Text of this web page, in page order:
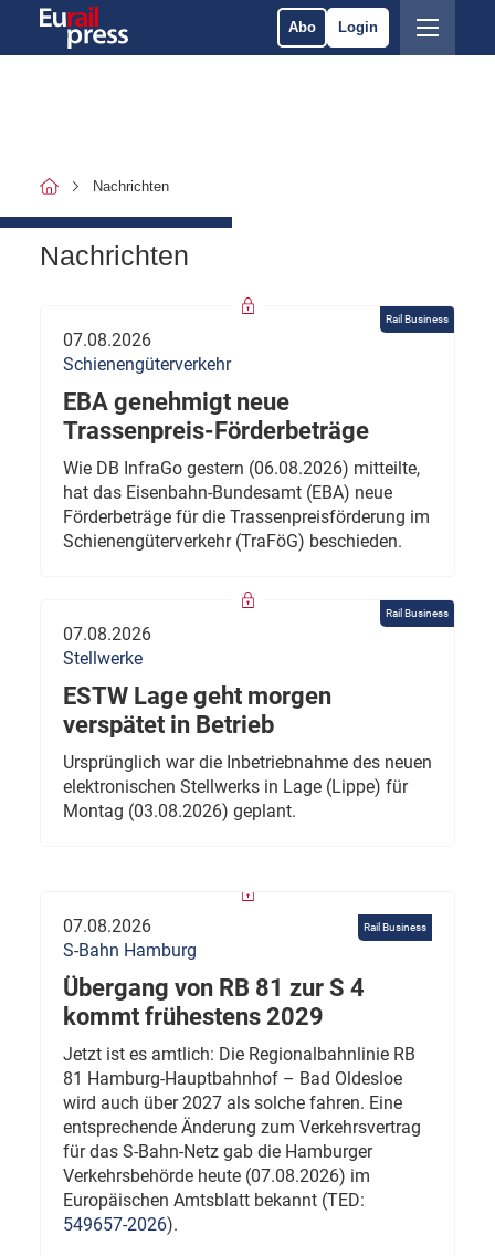
Abo Login
Nachrichten
Nachrichten
Rail Business
07.08.2026
Schienengüterverkehr
EBA genehmigt neue
Trassenpreis-Förderbeträge
Wie DB InfraGo gestern (06.08.2026) mitteilte,
hat das Eisenbahn-Bundesamt (EBA) neue
Förderbeträge für die Trassenpreisförderung im
Schienengüterverkehr (TraFöG) beschieden.
Rail Business
07.08.2026
Stellwerke
ESTW Lage geht morgen
verspätet in Betrieb
Ursprünglich war die Inbetriebnahme des neuen
elektronischen Stellwerks in Lage (Lippe) für
Montag (03.08.2026) geplant.
Rail Business
07.08.2026
S-Bahn Hamburg
Übergang von RB 81 zur S 4
kommt frühestens 2029
Jetzt ist es amtlich: Die Regionalbahnlinie RB
81 Hamburg-Hauptbahnhof – Bad Oldesloe
wird auch über 2027 als solche fahren. Eine
entsprechende Änderung zum Verkehrsvertrag
für das S-Bahn-Netz gab die Hamburger
Verkehrsbehörde heute (07.08.2026) im
Europäischen Amtsblatt bekannt (TED:
549657-2026).